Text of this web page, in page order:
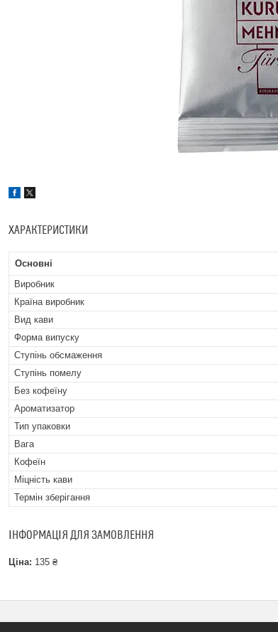
ХАРАКТЕРИСТИКИ
Основні
Виробник
Країна виробник
Вид кави
Форма випуску
Ступінь обсмаження
Ступінь помелу
Без кофеїну
Ароматизатор
Тип упаковки
Вага
Кофеїн
Міцність кави
Термін зберігання
ІНФОРМАЦІЯ ДЛЯ ЗАМОВЛЕННЯ
Ціна: 135 ₴